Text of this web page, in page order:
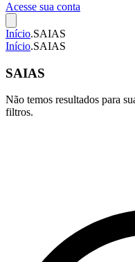
Acesse sua conta
Início.SAIAS
Início.SAIAS
SAIAS
Não temos resultados para
filtros.